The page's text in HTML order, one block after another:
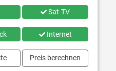
Sat-TV
Internet
Preis berechnen